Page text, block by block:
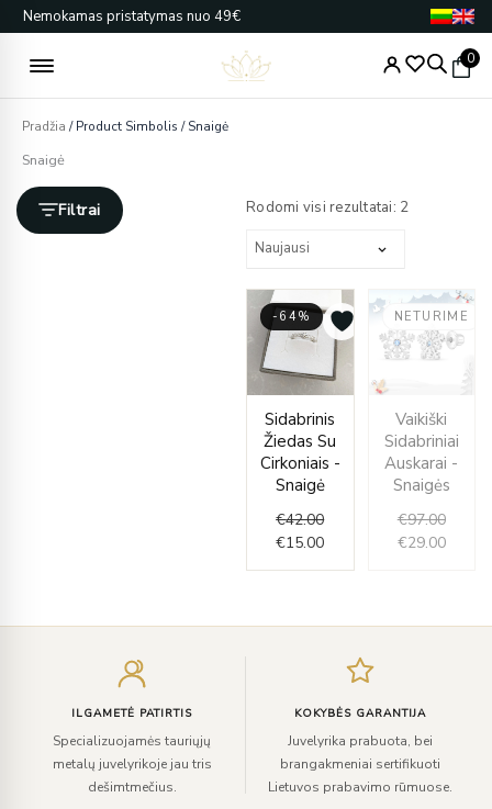
Pereiti
prie
turinio
Nemokamas pristatymas nuo 49€
0
Pradžia / Product Simbolis / Snaigė
Snaigė
Filtrai Rodomi visi rezultatai: 2pagal
-64%
Sidabrinis
Žiedas Su
Cirkoniais -
Snaigė
€42.00
price
was:
€42.00.
€15.00
price
is:
€15.00.
NETURIME
Vaikiški
Sidabriniai
Auskarai -
Snaigės
€97.00
price
was:
€29.00
price
is:
ILGAMETĖ PATIRTIS
Specializuojamės tauriųjų
metalų juvelyrikoje jau tris
dešimtmečius.
KOKYBĖS GARANTIJA
Juvelyrika prabuota, bei
brangakmeniai sertifikuoti
Lietuvos prabavimo rūmuose.